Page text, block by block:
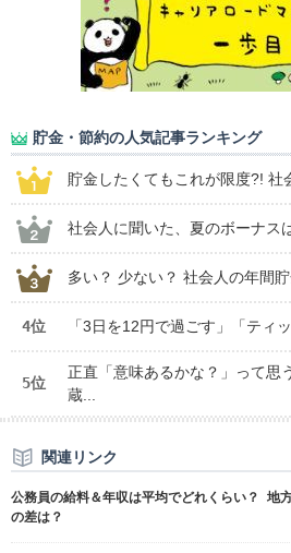
貯金・節約の人気記事ランキング
貯金したくてもこれが限度?! 社
社会人に聞いた、夏のボーナス
多い？ 少ない？ 社会人の年間
4位 「3日を12円で過ごす」「ティ
5位
正直「意味あるかな？」って思
蔵...
関連リンク
公務員の給料＆年収は平均でどれくらい？ 地
の差は？